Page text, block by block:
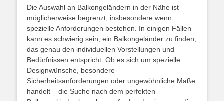
Die Auswahl an Balkongeländern in der Nähe ist
möglicherweise begrenzt, insbesondere wenn
spezielle Anforderungen bestehen. In einigen Fällen
kann es schwierig sein, ein Balkongeländer zu finden,
das genau den individuellen Vorstellungen und
Bedürfnissen entspricht. Ob es sich um spezielle
Designwünsche, besondere
Sicherheitsanforderungen oder ungewöhnliche Maße
handelt – die Suche nach dem perfekten